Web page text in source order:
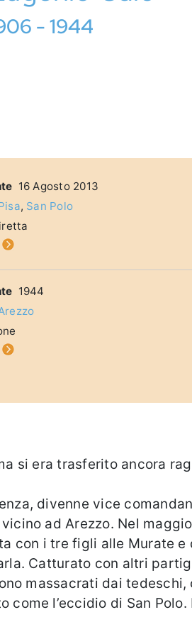
- 1944
16 Agosto 2013
, San Polo
1944
si era trasferito ancora
divenne vice
ad Arezzo. Nel
con i tre figli alle Murate
Catturato con altri
massacrati dai
l’eccidio di San